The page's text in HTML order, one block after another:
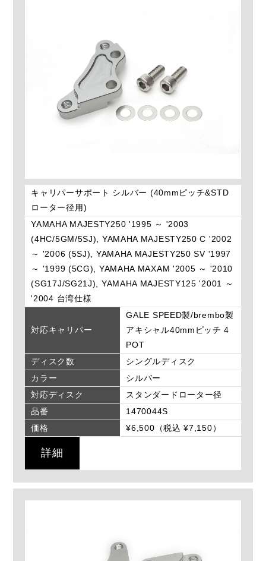
キャリパーサポート シルバー (40mmピッチ&STD
ローター径用)
YAMAHA MAJESTY250 '1995 ～ '2003
(4HC/5GM/5SJ), YAMAHA MAJESTY250 C '2002
～ '2006 (5SJ), YAMAHA MAJESTY250 SV '1997
～ '1999 (5CG), YAMAHA MAXAM '2005 ～ '2010
(SG17J/SG21J), YAMAHA MAJESTY125 '2001 ～
'2004 台湾仕様
対応キャリパー
GALE SPEED製/brembo製
アキシャル40mmピッチ 4
POT
ディスク数
シングルディスク
カラー
シルバー
対応ディスク
スタンダードローター径
品番
1470044S
価格
¥6,500（税込 ¥7,150）
詳細